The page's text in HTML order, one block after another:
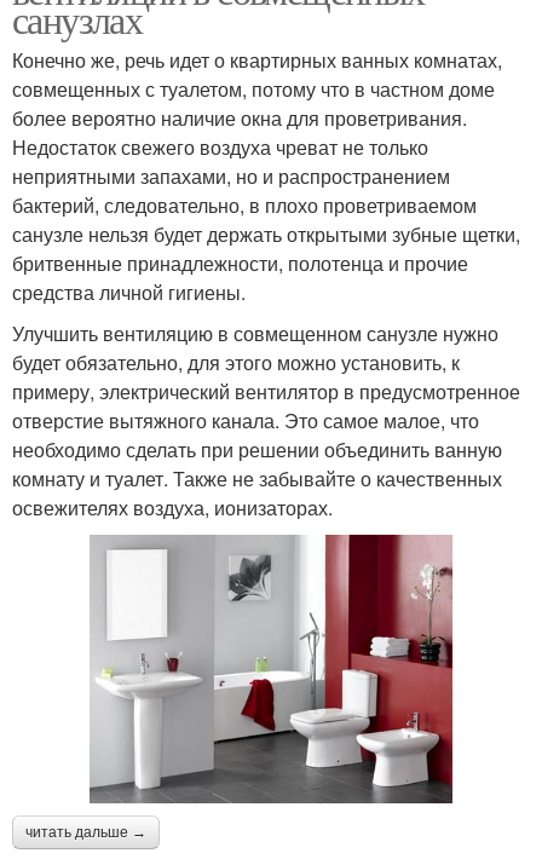
санузлах
Конечно же, речь идет о квартирных ванных комнатах,
совмещенных с туалетом, потому что в частном доме
более вероятно наличие окна для проветривания.
Недостаток свежего воздуха чреват не только
неприятными запахами, но и распространением
бактерий, следовательно, в плохо проветриваемом
санузле нельзя будет держать открытыми зубные щетки,
бритвенные принадлежности, полотенца и прочие
средства личной гигиены.
Улучшить вентиляцию в совмещенном санузле нужно
будет обязательно, для этого можно установить, к
примеру, электрический вентилятор в предусмотренное
отверстие вытяжного канала. Это самое малое, что
необходимо сделать при решении объединить ванную
комнату и туалет. Также не забывайте о качественных
освежителях воздуха, ионизаторах.
читать дальше →